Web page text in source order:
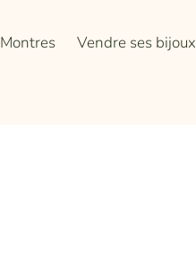
Montres Vendre ses bijoux